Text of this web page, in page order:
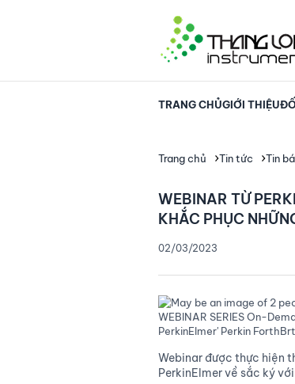
TRANG CHỦGIỚI THIỆU
Trang chủ Tin tức Tin
WEBINAR TỪ
KHẮC PHỤC
02/03/2023
Webinar được thực hiện
PerkinElmer về sắc ký